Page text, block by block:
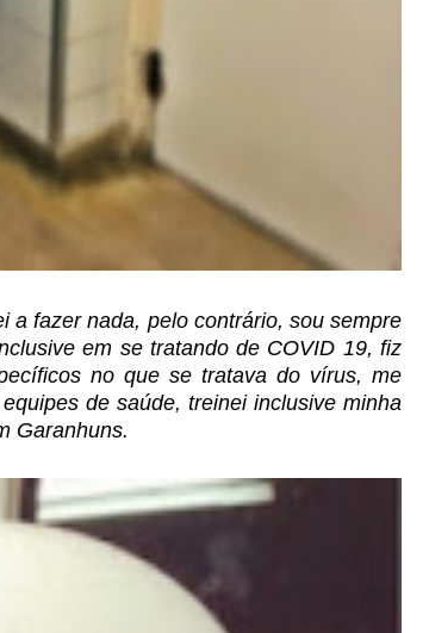
a fazer nada, pelo contrário, sou sempre
em setratando de COVID 19, fiz
no que se tratava do vírus, me
de saúde, treinei inclusive minha
Garanhuns.